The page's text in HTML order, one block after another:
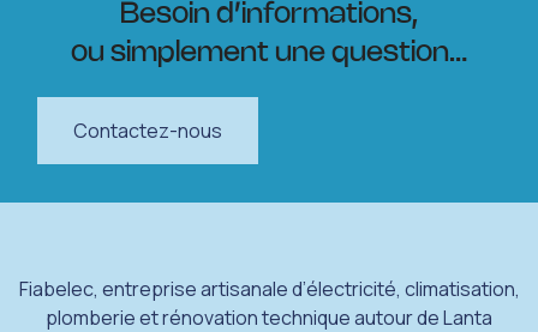
Besoin d’informations,
ou simplement une question…
Contactez-nous
Fiabelec, entreprise artisanale d’électricité, climatisation,
plomberie et rénovation technique autour de Lanta